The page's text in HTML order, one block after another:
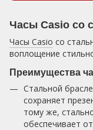
Часы Casio со
Часы Casio со
воплощение
Преимущества
Стальной
сохраняет
тому же,
обеспечивает